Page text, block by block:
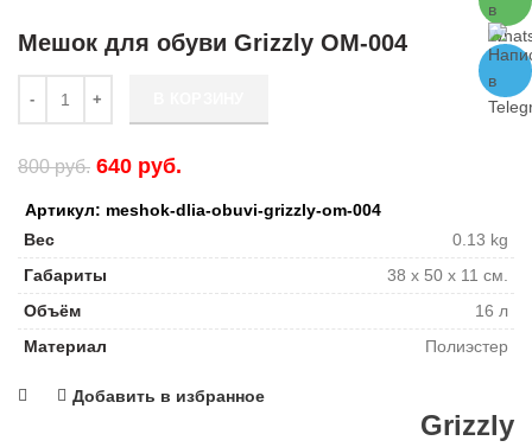
Мешок для обуви Grizzly OM-004
800руб. 640 руб.
Артикул: meshok-dlia-obuvi-grizzly-om-004
Вес
0.13 kg
Габариты
38 x 50 x 11 см.
Объём
16 л
Материал
Полиэстер
Добавить в избранное
Grizzly